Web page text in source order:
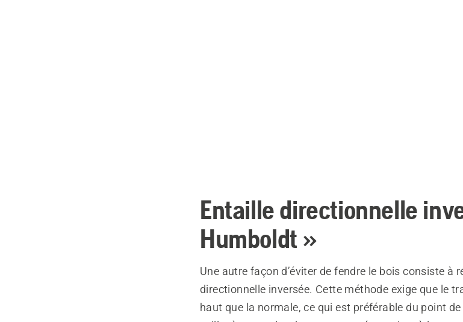
Entaille directionnelle
Humboldt »
Une autre façon d’éviter de fendre le bois consiste à
directionnelle inversée. Cette méthode exige que le
haut que la normale, ce qui est préférable du point